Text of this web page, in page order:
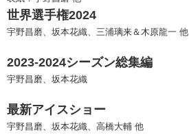
世界選手権2024
宇野昌磨、坂本花織、三浦璃来＆木原龍一 他
2023-2024シーズン総集編
宇野昌磨、坂本花織
最新アイスショー
宇野昌磨、坂本花織、高橋大輔 他